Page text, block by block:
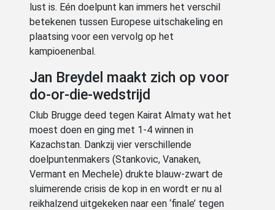
lust is. Eén doelpunt kan immers het verschil
betekenen tussen Europese uitschakeling en
plaatsing voor een vervolg op het
kampioenenbal.
Jan Breydel maakt zich op voor
do-or-die-wedstrijd
Club Brugge deed tegen Kairat Almaty wat het
moest doen en ging met 1-4 winnen in
Kazachstan. Dankzij vier verschillende
doelpuntenmakers (Stankovic, Vanaken,
Vermant en Mechele) drukte blauw-zwart de
sluimerende crisis de kop in en wordt er nu al
reikhalzend uitgekeken naar een ‘finale’ tegen